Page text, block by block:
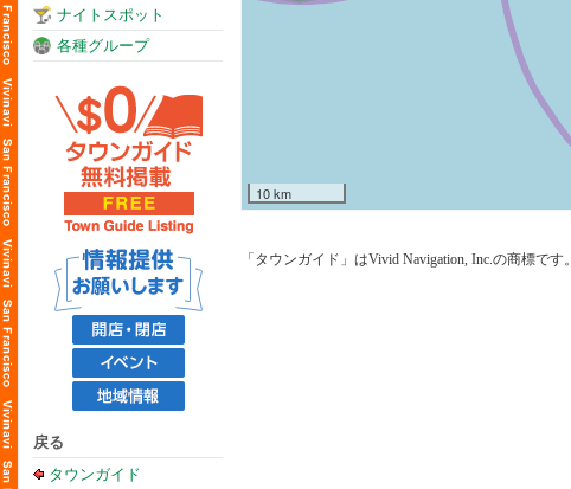
ナイトスポット
各種グループ
戻る
タウンガイド
10 km
「タウンガイド」はVivid Navigation, Inc.の商標です。